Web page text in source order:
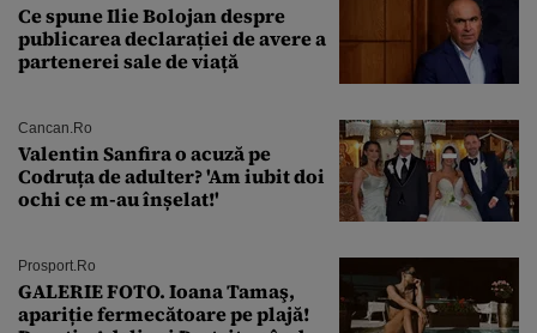
Ce spune Ilie Bolojan despre
publicarea declarației de avere a
partenerei sale de viață
Cancan.ro
Valentin Sanfira o acuză pe
Codruța de adulter? 'Am iubit doi
ochi ce m-au înșelat!'
Prosport.ro
GALERIE FOTO. Ioana Tamaş,
apariție fermecătoare pe plajă!